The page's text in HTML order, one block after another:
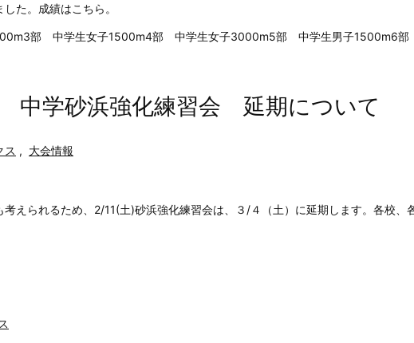
た。成績はこちら。
部 中学生女子1500m4部 中学生女子3000m5部 中学生男子1500m6
中学砂浜強化練習会 延期について
ス , 大会情報
えられるため、2/11(土)砂浜強化練習会は、３/４（土）に延期します。各校、